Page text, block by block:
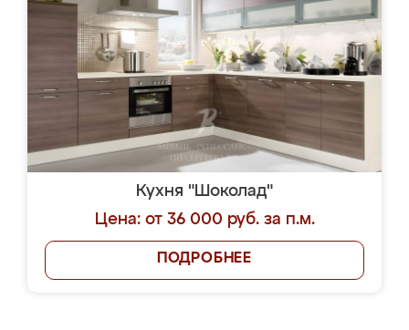
Кухня "Шоколад"
Цена: от 36 000 руб. за п.м.
ПОДРОБНЕЕ